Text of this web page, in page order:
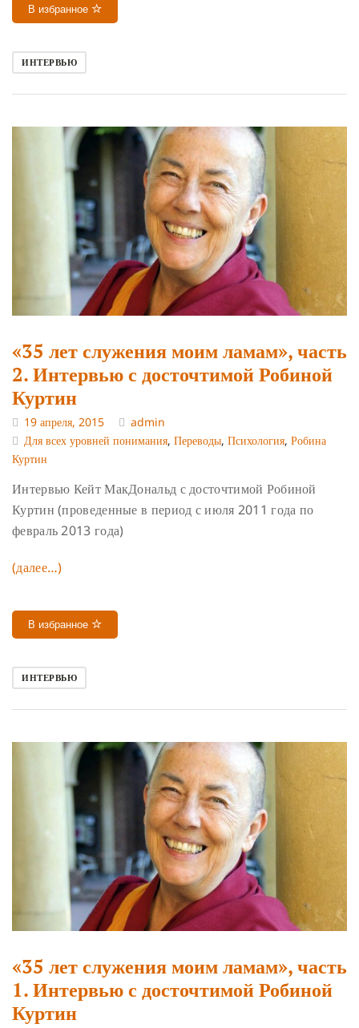
В избранное
ИНТЕРВЬЮ
«35 лет служения моим ламам», часть
2. Интервью с досточтимой Робиной
Куртин
19 апреля, 2015
admin
Для всех уровней понимания, Переводы, Психология, Робина
Куртин
Интервью Кейт МакДональд с досточтимой Робиной
Куртин (проведенные в период с июля 2011 года по
февраль 2013 года)
(далее…)
В избранное
ИНТЕРВЬЮ
«35 лет служения моим ламам», часть
1. Интервью с досточтимой Робиной
Куртин